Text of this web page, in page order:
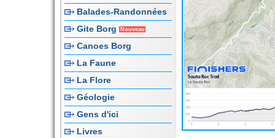
Balades-Randonnées
Gite Borg
Nouveau
Canoes Borg
La Faune
La Flore
Géologie
Gens d'ici
Livres